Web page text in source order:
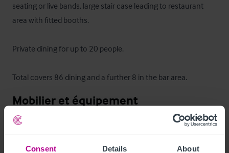
Consent Details About
seating or live bands, large stair case leading to restaurant
area with fitted booths.
Private dining for up to 20 people.
Total covers 86 dining and a further 8 in the bar area.
Mobilier et équipement
We have been advised that the majority of the fixtures and